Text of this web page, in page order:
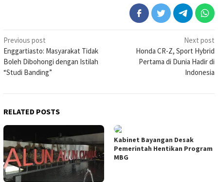
Post
navigation
Previous post
Enggartiasto: Masyarakat Tidak
Boleh Dibohongi dengan Istilah
“Studi Banding”
Next post
Honda CR-Z, Sport Hybrid
Pertama di Dunia Hadir di
Indonesia
RELATED POSTS
Kabinet Bayangan Desak
Pemerintah Hentikan Program
MBG